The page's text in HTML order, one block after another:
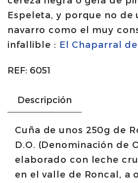
cantidad
Espeleta, y porque no de
navarro como el muy
infallible : El Chaparral
REF: 6051
Descripción
Cuña de unos 250g de
D.O. (Denominación de
elaborado con leche
en el valle de Roncal, a